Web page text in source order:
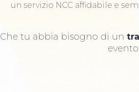
un servizio NCC affidabile e
Che tu abbia bisogno di un